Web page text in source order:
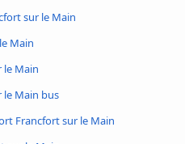
sur le Main
Main
le Main
le Main bus
Francfort sur le Main